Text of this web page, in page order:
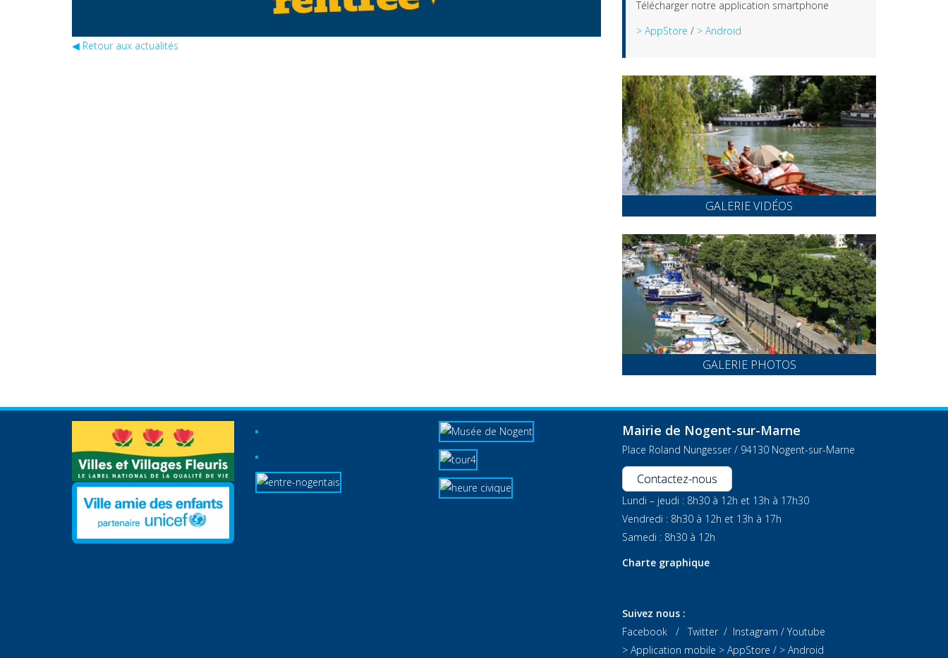
◀︎ Retour aux actualités
Télécharger notre application smartphone
> AppStore / > Android
GALERIE VIDÉOS
GALERIE PHOTOS
Mairie de Nogent-sur-Marne
Place Roland Nungesser / 94130 Nogent-sur-Marne
Contactez-nous
Lundi – jeudi : 8h30 à 12h et 13h à 17h30
Vendredi : 8h30 à 12h et 13h à 17h
Samedi : 8h30 à 12h
Charte graphique
Suivez nous :
Facebook /Twitter/ Instagram / Youtube
> Application mobile > AppStore / > Android